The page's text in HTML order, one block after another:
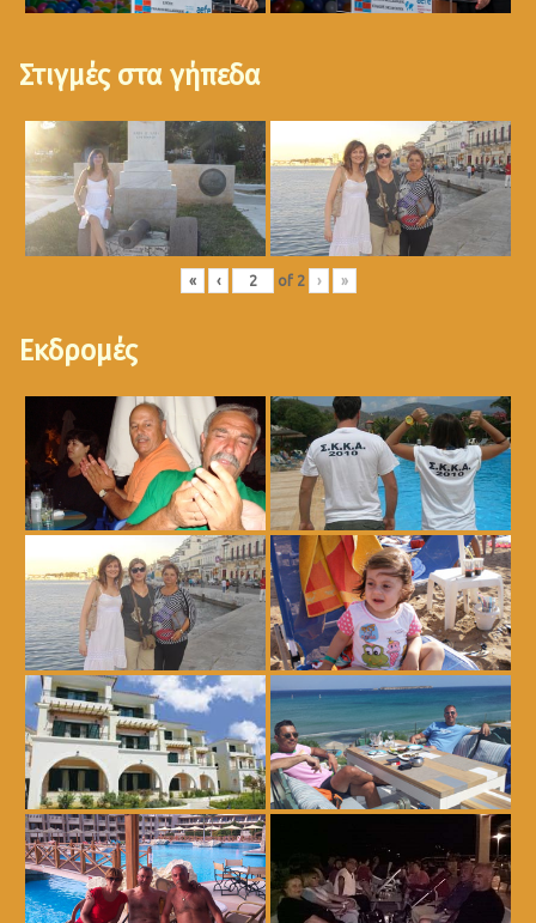
Στιγμές στα γήπεδα
« ‹ of 2 › »
Εκδρομές